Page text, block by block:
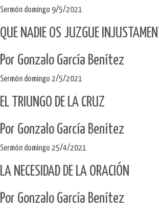
Sermón domingo 9/5/2021
QUE NADIE OS JUZGUE
Por Gonzalo García Benítez
Sermón domingo 2/5/2021
EL TRIUNGO DE LA CRUZ
Por Gonzalo García Benítez​
Sermón domingo 25/4/2021
LA NECESIDAD DE LA ORACIÓN
Por Gonzalo García Benítez